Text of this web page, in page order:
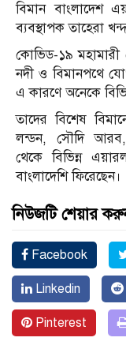
বিমান বাংলাদেশ
ব্যবস্থাপক তাহেরা
কোভিড-১৯
নদী ও বিমানপথে
এ কারণে অনেকে
তাদের বিশেষ
লন্ডন, সৌদি আরব,
থেকে বিভিন্ন
বাংলাদেশি ফিরেছেন।
নিউজটি শেয়ার
Facebook
Linkedin
Pinterest